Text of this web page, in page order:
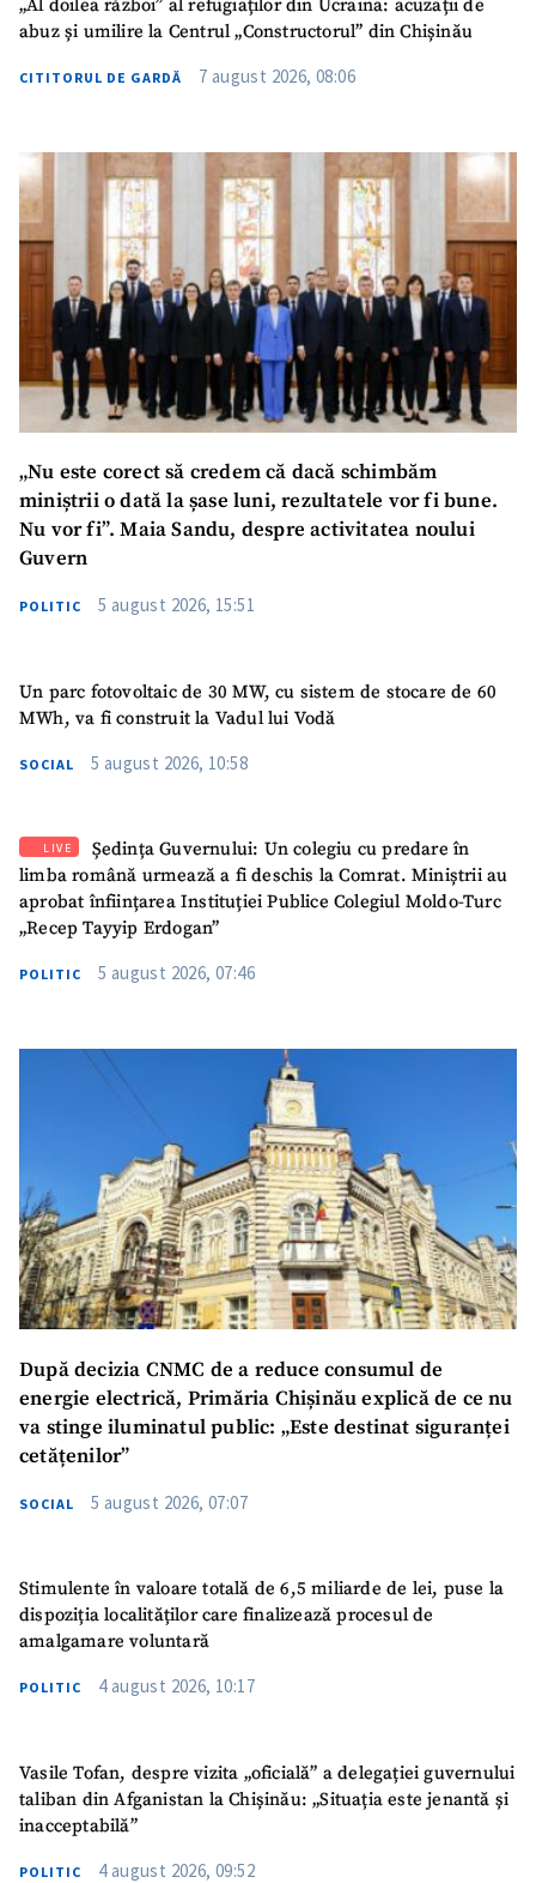
„Al doilea război” al refugiaților din Ucraina: acuzații de
abuz și umilire la Centrul „Constructorul” din Chișinău
CITITORUL DE GARDĂ 7 august 2026, 08:06
„Nu este corect să credem că dacă schimbăm
miniștrii o dată la șase luni, rezultatele vor fi bune.
Nu vor fi”. Maia Sandu, despre activitatea noului
Guvern
POLITIC 5 august 2026, 15:51
Un parc fotovoltaic de 30 MW, cu sistem de stocare de 60
MWh, va fi construit la Vadul lui Vodă
SOCIAL 5 august 2026, 10:58
LIVE
Ședința Guvernului: Un colegiu cu predare în
limba română urmează a fi deschis la Comrat. Miniștrii au
aprobat înființarea Instituției Publice Colegiul Moldo-Turc
„Recep Tayyip Erdogan”
POLITIC 5 august 2026, 07:46
După decizia CNMC de a reduce consumul de
energie electrică, Primăria Chișinău explică de ce nu
va stinge iluminatul public: „Este destinat siguranței
cetățenilor”
SOCIAL 5 august 2026, 07:07
Stimulente în valoare totală de 6,5 miliarde de lei, puse la
dispoziția localităților care finalizează procesul de
amalgamare voluntară
POLITIC 4 august 2026, 10:17
Vasile Tofan, despre vizita „oficială” a delegației guvernului
taliban din Afganistan la Chișinău: „Situația este jenantă și
inacceptabilă”
POLITIC 4 august 2026, 09:52